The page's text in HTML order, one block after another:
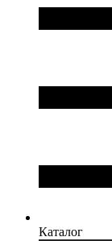
Каталог